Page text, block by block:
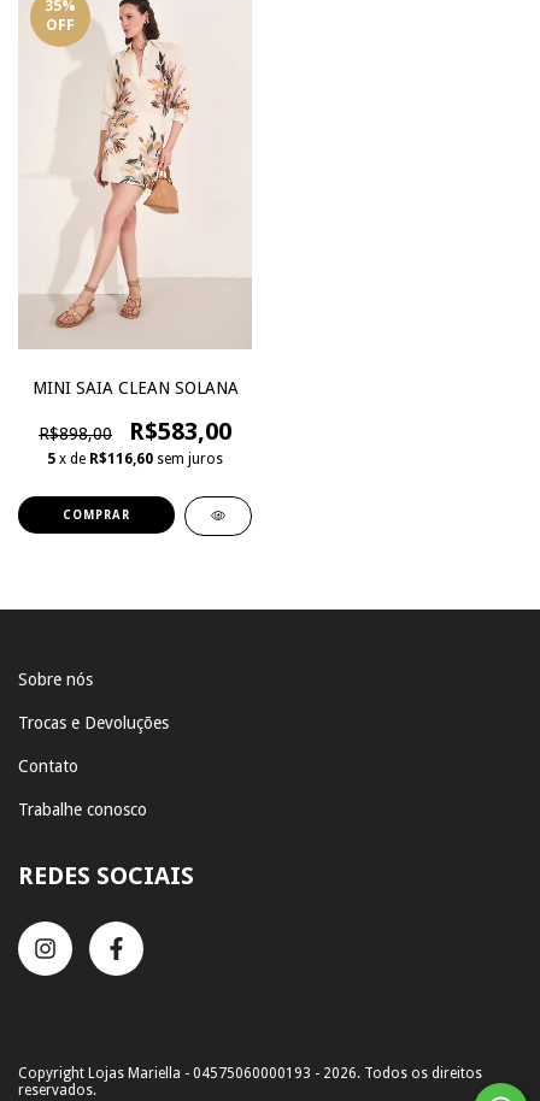
35%
OFF
MINI SAIA CLEAN SOLANA
R$898,00 R$583,00
5 x de R$116,60 sem juros
COMPRAR
Sobre nós
Trocas e Devoluções
Contato
Trabalhe conosco
REDES SOCIAIS
Copyright Lojas Mariella - 04575060000193 - 2026. Todos os direitos
reservados.